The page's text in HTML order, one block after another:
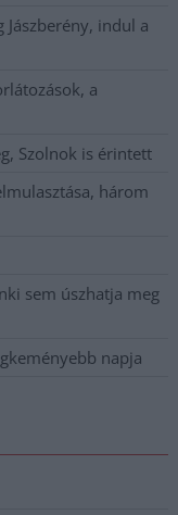
Jászberény, indul a
a
Szolnok is érintett
három
sem úszhatja meg
napja